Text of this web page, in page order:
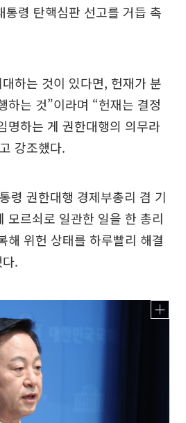
통령 탄핵심판 선고를 거듭 촉
하는 것이 있다면, 헌재가 분
하는 것”이라며 “헌재는 결정
명하는 게 권한대행의 의무라
강조했다.
령 권한대행 경제부총리 겸 기
모르쇠로 일관한 일을 한 총리
해 위헌 상태를 하루빨리 해결
.